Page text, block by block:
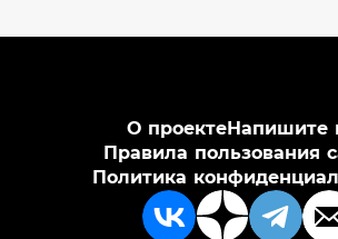
О проектеНапишите
Правила пользования
Политика